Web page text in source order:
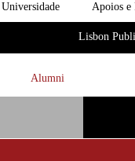
Apoios e
Universidade
Lisbon
Alumni